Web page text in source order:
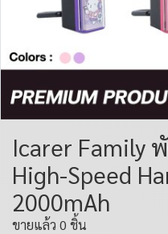
Icarer Family
High-Speed
2000mAh
ขายแล้ว 0 ชิ้น